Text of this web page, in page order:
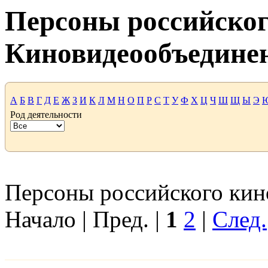
Персоны
А Б В Г Д Е Ж З И К Л М Н О П Р С Т У Ф Х Ц Ч Ш Щ Ы Э
Род деятельности
Персоны российского
Начало | Пред. | 1 2 | След.